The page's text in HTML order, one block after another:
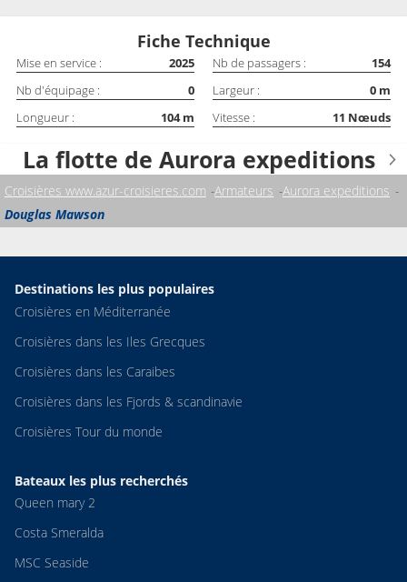
Fiche Technique
Mise en service : 2025 Nb de passagers :
154
Nb d'équipage :
0 Largeur : 0 m
Longueur :
104m Vitesse : 11 Nœuds
La flotte de Aurora expeditions
Croisières www.azur-croisieres.com Armateurs Aurora expeditions
Douglas Mawson
Destinations les plus populaires
Croisières en Méditerranée
Croisières dans les Iles Grecques
Croisières dans les Caraibes
Croisières dans les Fjords & scandinavie
Croisières Tour du monde
Bateaux les plus recherchés
Queen mary 2
Costa Smeralda
MSC Seaside